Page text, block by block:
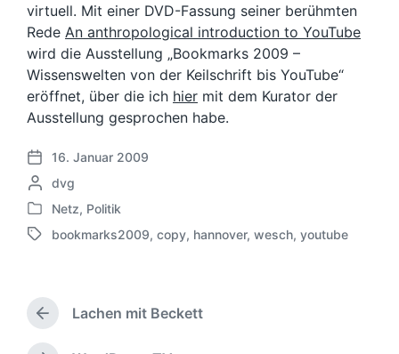
virtuell. Mit einer DVD-Fassung seiner berühmten
Rede An anthropological introduction to YouTube
wird die Ausstellung „Bookmarks 2009 –
Wissenswelten von der Keilschrift bis YouTube“
eröffnet, über die ich hier mit dem Kurator der
Ausstellung gesprochen habe.
V
e
r
f
t
16. Januar 2009
G
e
c
e
e
dvg
V
e
f
e
n
Netz, Politik
S
a
bookmarks2009, copy, hannover, wesch, youtube
V
o
Lachen mit Beckett